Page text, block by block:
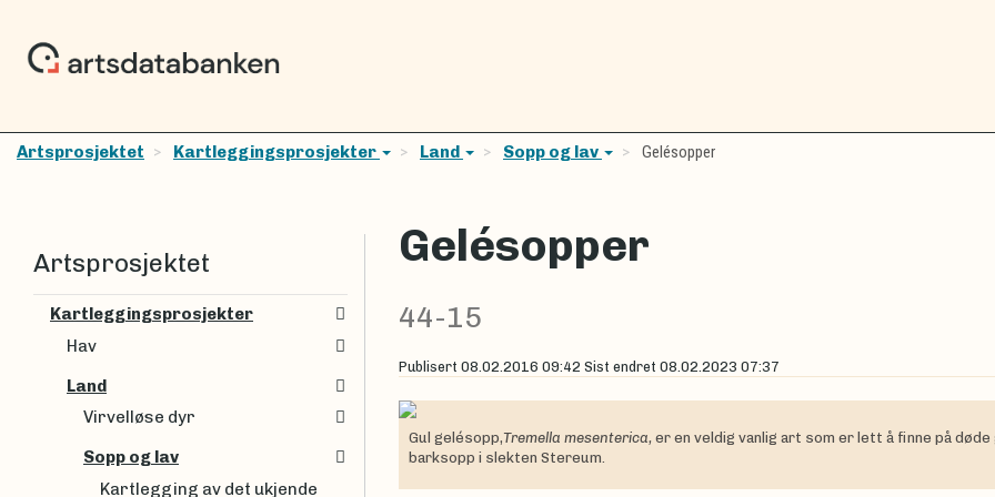
Artsprosjektet Kartleggingsprosjekter Land Sopp og lav Gelésopper
Gelésopper
44-15
Publisert 08.02.2016 09:42 Sist endret 08.02.2023 07:37
Gul gelésopp,Tremella mesenterica,er en veldig vanlig art som er lett å finne på
barksopp i slekten Stereum.
Artsprosjektet
Kartleggingsprosjekter
Hav
Land
Virvelløse dyr
Sopp og lav
Kartlegging av det ukjende